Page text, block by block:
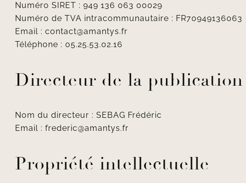
Numéro SIRET : 949 136 063 00029
Numéro de TVA intracommunautaire : FR70949136063
Email : contact@amantys.fr
Téléphone : 05.25.53.02.16
Directeur de la publication
Nom du directeur : SEBAG Frédéric
Email : frederic@amantys.fr
Propriété intellectuelle